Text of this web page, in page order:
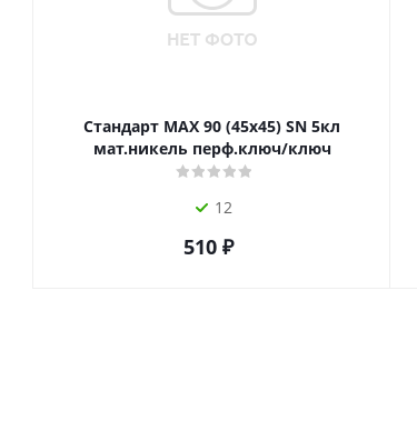
Стандарт MAX 90 (45х45) SN 5кл
мат.никель перф.ключ/ключ
12
510₽